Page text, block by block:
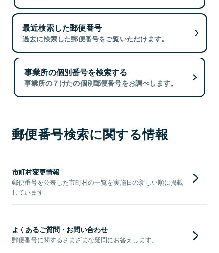
最近検索した郵便番号
過去に検索した郵便番号をご覧いただけます。
事業所の個別番号を検索する
事業所の７けたの個別郵便番号をお調べします。
郵便番号検索に関する情報
市町村変更情報
郵便番号を公表した市町村の一覧を実施日の新しい順に掲載
しています。
よくあるご質問・お問い合わせ
郵便番号に関するさまざまな疑問にお答えします。